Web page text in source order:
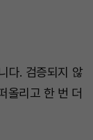
다. 검증되지 않
올리고 한 번 더